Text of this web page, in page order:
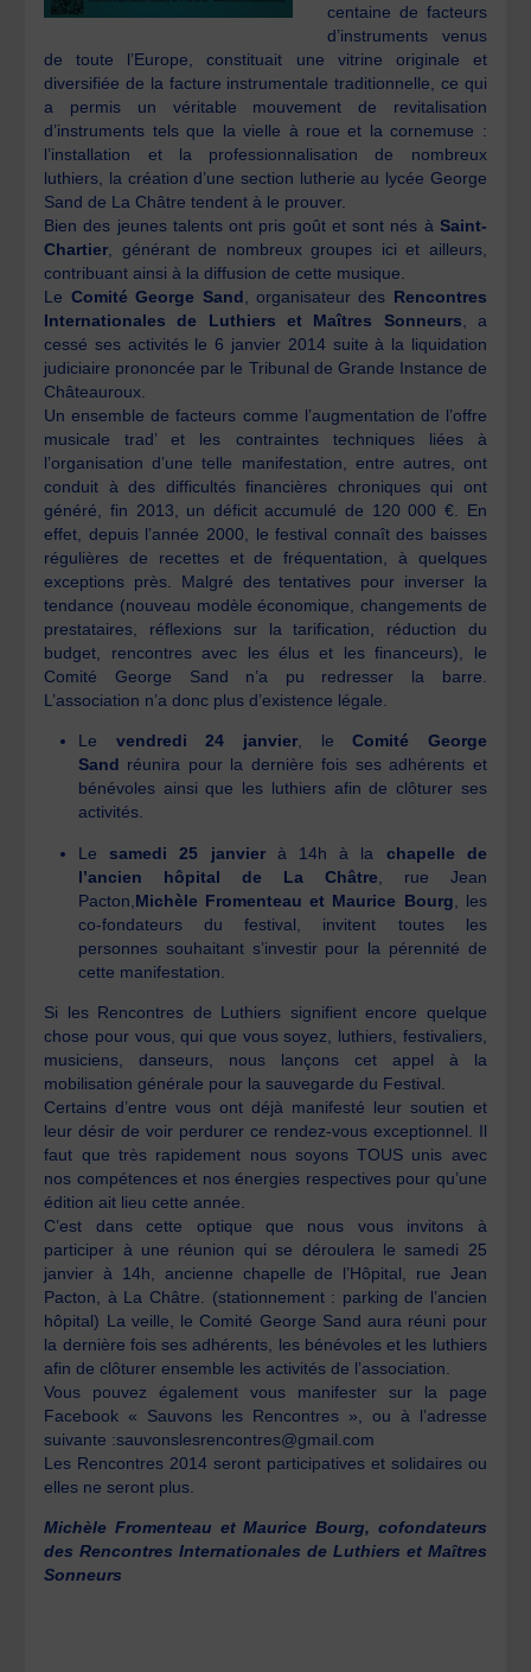
centaine de facteurs
d’instruments venus
de toute l’Europe, constituait une vitrine originale et
diversifiée de la facture instrumentale traditionnelle, ce qui
a permis un véritable mouvement de revitalisation
d’instruments tels que la vielle à roue et la cornemuse :
l’installation et la professionnalisation de nombreux
luthiers, la création d’une section lutherie au lycée George
Sand de La Châtre tendent à le prouver.
Bien des jeunes talents ont pris goût et sont nés à Saint-
Chartier , générant de nombreux groupes ici et ailleurs,
contribuant ainsi à la diffusion de cette musique.
Le Comité George Sand , organisateur des Rencontres
Internationales de Luthiers et Maîtres Sonneurs , a
cessé ses activités le 6 janvier 2014 suite à la liquidation
judiciaire prononcée par le Tribunal de Grande Instance de
Châteauroux.
Un ensemble de facteurs comme l’augmentation de l’offre
musicale trad’ et les contraintes techniques liées à
l’organisation d’une telle manifestation, entre autres, ont
conduit à des difficultés financières chroniques qui ont
généré, fin 2013, un déficit accumulé de 120 000 €. En
effet, depuis l’année 2000, le festival connaît des baisses
régulières de recettes et de fréquentation, à quelques
exceptions près. Malgré des tentatives pour inverser la
tendance (nouveau modèle économique, changements de
prestataires, réflexions sur la tarification, réduction du
budget, rencontres avec les élus et les financeurs), le
Comité George Sand n’a pu redresser la barre.
L’association n’a donc plus d’existence légale.
Le vendredi 24 janvier, leComité George
Sand réunira pour la dernière fois ses adhérents et
bénévoles ainsi que les luthiers afin de clôturer ses
activités.
Le samedi 25 janvierà 14h à la chapelle de
l’ancien hôpital de La Châtre , rue Jean
Pacton, Michèle Fromenteau et Maurice Bourg , les
co-fondateurs du festival, invitent toutes les
personnes souhaitant s’investir pour la pérennité de
cette manifestation.
Si les Rencontres de Luthiers signifient encore quelque
chose pour vous, qui que vous soyez, luthiers, festivaliers,
musiciens, danseurs, nous lançons cet appel à la
mobilisation générale pour la sauvegarde du Festival.
Certains d’entre vous ont déjà manifesté leur soutien et
leur désir de voir perdurer ce rendez-vous exceptionnel. Il
faut que très rapidement nous soyons TOUS unis avec
nos compétences et nos énergies respectives pour qu’une
édition ait lieu cette année.
C’est dans cette optique que nous vous invitons à
participer à une réunion qui se déroulera le samedi 25
janvier à 14h, ancienne chapelle de l’Hôpital, rue Jean
Pacton, à La Châtre. (stationnement : parking de l’ancien
hôpital) La veille, le Comité George Sand aura réuni pour
la dernière fois ses adhérents, les bénévoles et les luthiers
afin de clôturer ensemble les activités de l’association.
Vous pouvez également vous manifester sur la page
Facebook « Sauvons les Rencontres », ou à l’adresse
suivante :sauvonslesrencontres@gmail.com
Les Rencontres 2014 seront participatives et solidaires ou
elles ne seront plus.
Michèle Fromenteau et Maurice Bourg, cofondateurs
des Rencontres Internationales de Luthiers et Maîtres
Sonneurs